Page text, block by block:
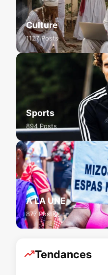
Culture
1127 Posts
Sports
894 Posts
A LA UNE
877 Posts
Tendances